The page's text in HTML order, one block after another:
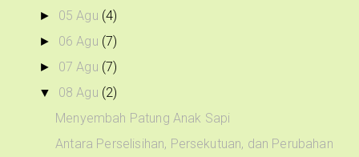
► 05 Agu (4)
► 06 Agu (7)
► 07 Agu (7)
▼ 08 Agu (2)
Menyembah Patung Anak Sapi
Antara Perselisihan, Persekutuan, dan Perubahan